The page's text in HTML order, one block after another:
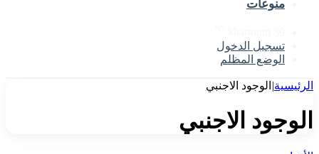
الدخول
المظلم
الوجود الاجنبي
الاجنبي